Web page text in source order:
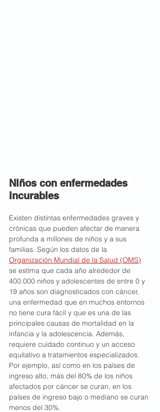
Niños con enfermedades
incurables
Existen distintas enfermedades graves y
crónicas que pueden afectar de manera
profunda a millones de niños y a sus
familias. Según los datos de la
Organización Mundial de la Salud (OMS)
se estima que cada año alrededor de
400.000 niños y adolescentes de entre 0 y
19 años son diagnosticados con cáncer,
una enfermedad que en muchos entornos
no tiene cura fácil y que es una de las
principales causas de mortalidad en la
infancia y la adolescencia. Además,
requiere cuidado continuo y un acceso
equitativo a tratamientos especializados.
Por ejemplo, así como en los países de
ingreso alto, más del 80% de los niños
afectados por cáncer se curan, en los
países de ingreso bajo o mediano se curan
menos del 30%.